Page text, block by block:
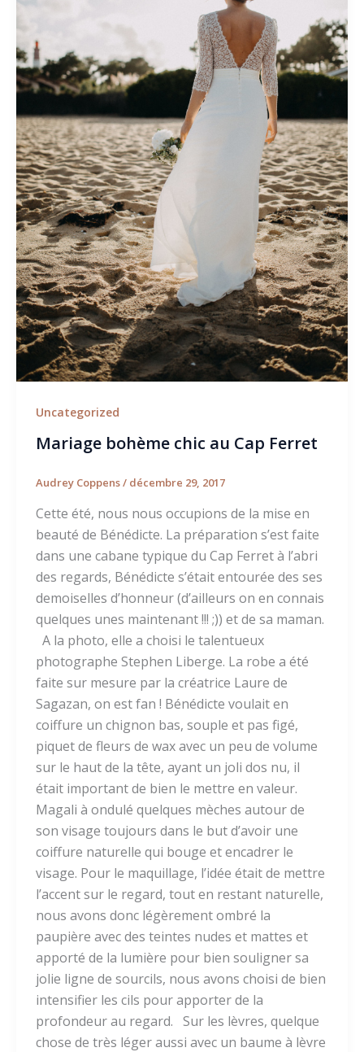
Uncategorized
Mariage bohème chic au Cap Ferret
Audrey Coppens/ décembre 29, 2017
Cette été, nous nous occupions de la mise en
beauté de Bénédicte. La préparation s’est faite
dans une cabane typique du Cap Ferret à l’abri
des regards, Bénédicte s’était entourée des ses
demoiselles d’honneur (d’ailleurs on en connais
quelques unes maintenant !!! ;)) et de sa maman.
A la photo, elle a choisi le talentueux
photographe Stephen Liberge. La robe a été
faite sur mesure par la créatrice Laure de
Sagazan, on est fan ! Bénédicte voulait en
coiffure un chignon bas, souple et pas figé,
piquet de fleurs de wax avec un peu de volume
sur le haut de la tête, ayant un joli dos nu, il
était important de bien le mettre en valeur.
Magali à ondulé quelques mèches autour de
son visage toujours dans le but d’avoir une
coiffure naturelle qui bouge et encadrer le
visage. Pour le maquillage, l’idée était de mettre
l’accent sur le regard, tout en restant naturelle,
nous avons donc légèrement ombré la
paupière avec des teintes nudes et mattes et
apporté de la lumière pour bien souligner sa
jolie ligne de sourcils, nous avons choisi de bien
intensifier les cils pour apporter de la
profondeur au regard. Sur les lèvres, quelque
chose de très léger aussi avec un baume à lèvre